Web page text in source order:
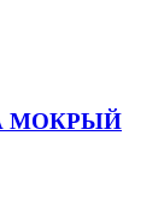
МОКРЫЙ